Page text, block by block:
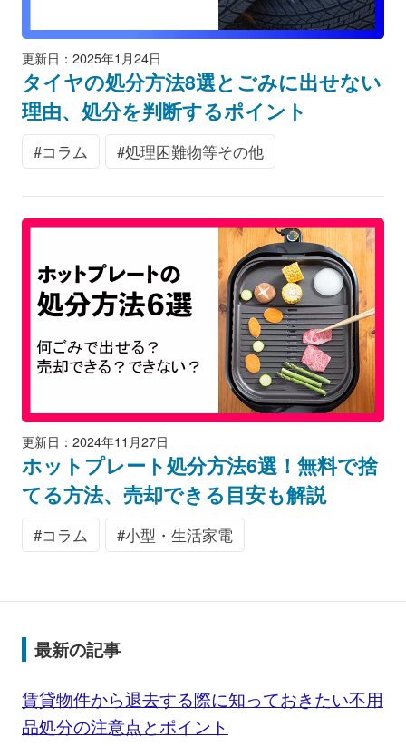
更新日：2025年1月24日
タイヤの処分方法8選とごみに出せない
理由、処分を判断するポイント
コラム 処理困難物等その他
更新日：2024年11月27日
ホットプレート処分方法6選！無料で捨
てる方法、売却できる目安も解説
コラム 小型・生活家電
最新の記事
賃貸物件から退去する際に知っておきたい不用
品処分の注意点とポイント